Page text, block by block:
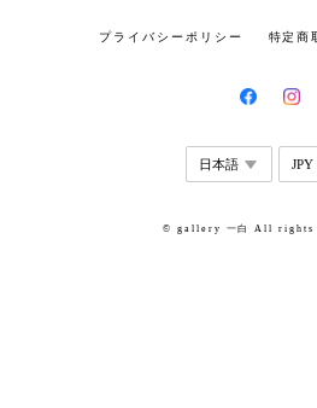
プライバシーポリシー 特定商
© gallery 一白 All rights